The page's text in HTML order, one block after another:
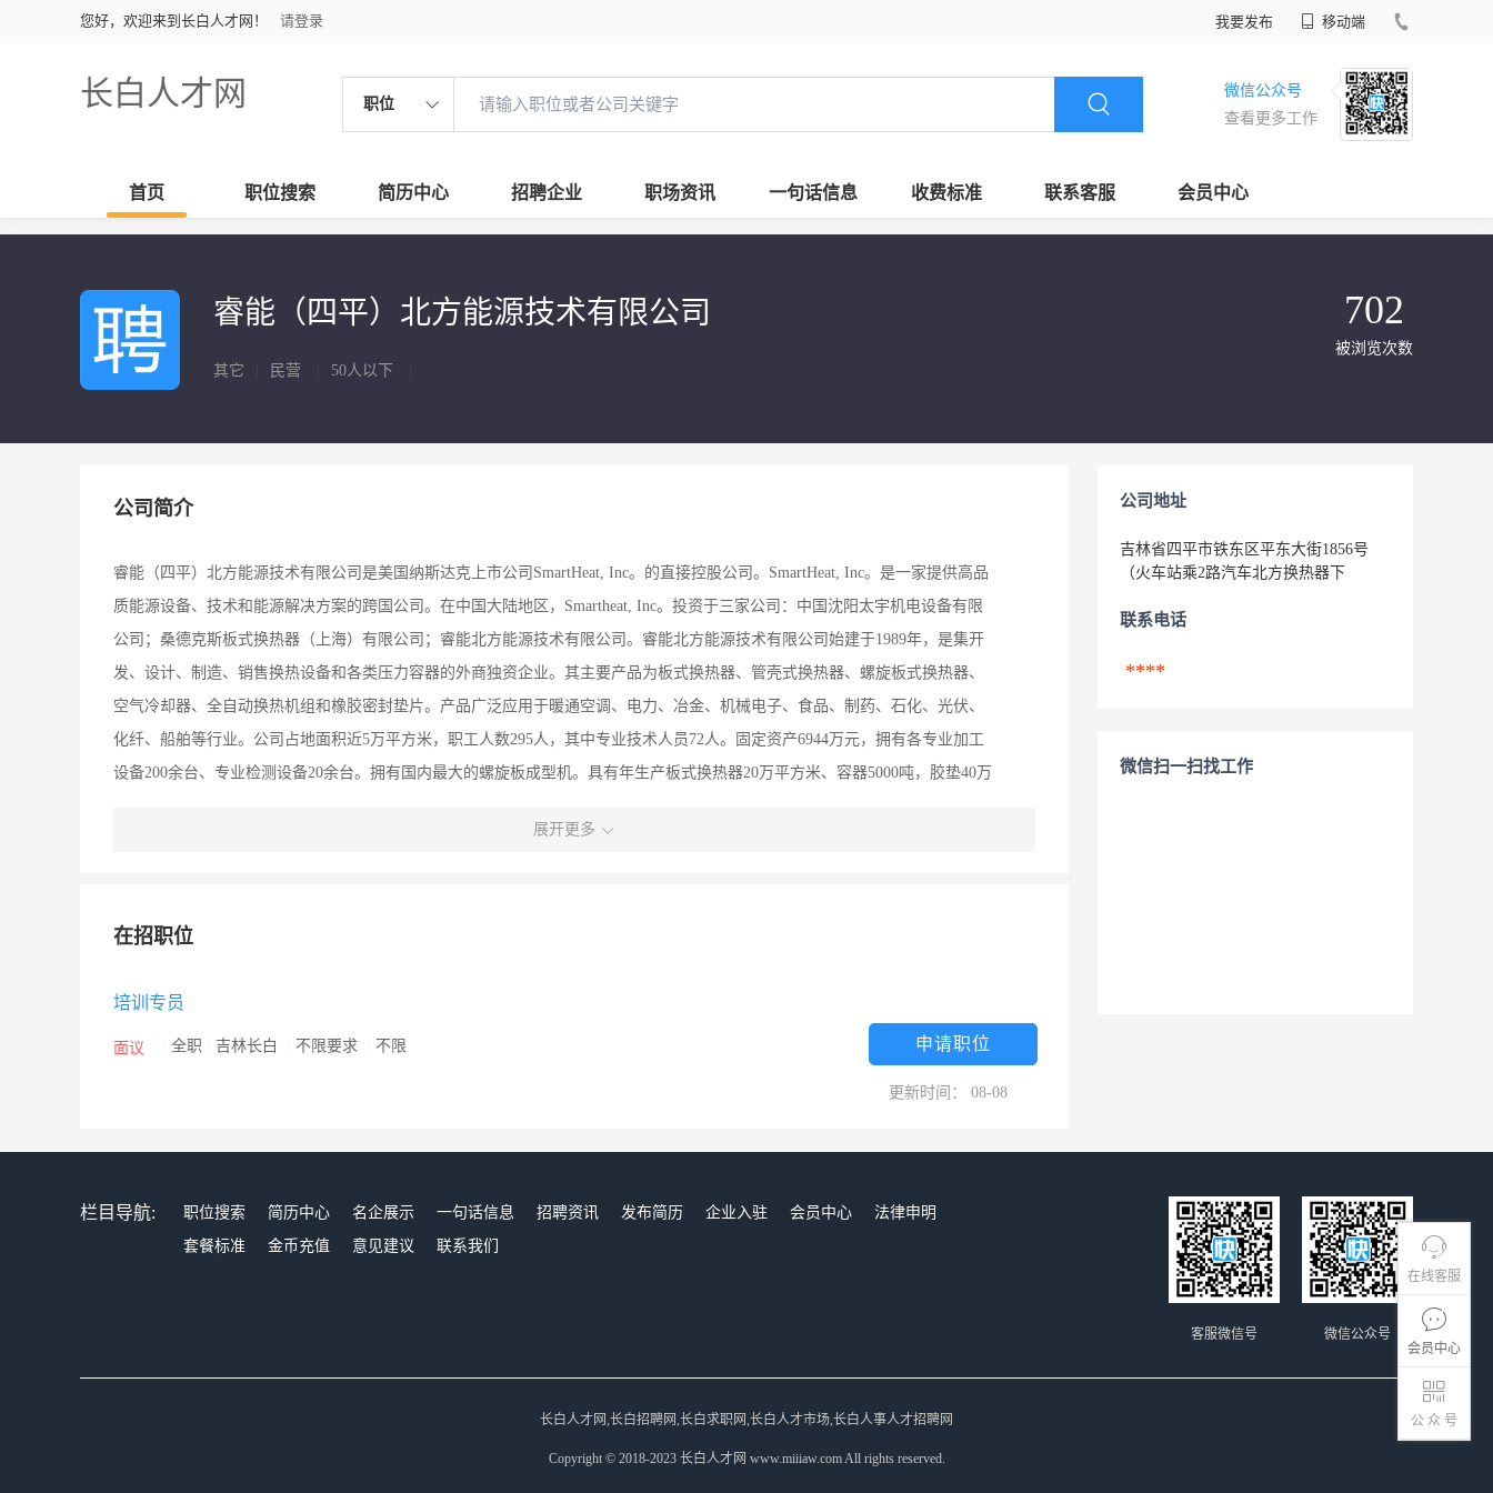
您好，欢迎来到长白人才网！ 请登录 我要发布 移动端
长白人才网 职位
微信公众号
查看更多工作
首页 职位搜索 简历中心 招聘企业 职场资讯 一句话信息 收费标准 联系客服 会员中心
在线客服
会员中心
公 众 号
睿能（四平）北方能源技术有限公司
其它 民营 50人以下
702
被浏览次数
公司简介
睿能（四平）北方能源技术有限公司是美国纳斯达克上市公司SmartHeat, Inc。的直接控股公司。SmartHeat, Inc。是一家提供高品
质能源设备、技术和能源解决方案的跨国公司。在中国大陆地区，Smartheat, Inc。投资于三家公司：中国沈阳太宇机电设备有限
公司；桑德克斯板式换热器（上海）有限公司；睿能北方能源技术有限公司。睿能北方能源技术有限公司始建于1989年，是集开
发、设计、制造、销售换热设备和各类压力容器的外商独资企业。其主要产品为板式换热器、管壳式换热器、螺旋板式换热器、
空气冷却器、全自动换热机组和橡胶密封垫片。产品广泛应用于暖通空调、电力、冶金、机械电子、食品、制药、石化、光伏、
化纤、船舶等行业。公司占地面积近5万平方米，职工人数295人，其中专业技术人员72人。固定资产6944万元，拥有各专业加工
设备200余台、专业检测设备20余台。拥有国内最大的螺旋板成型机。具有年生产板式换热器20万平方米、容器5000吨，胶垫40万
展开更多
在招职位
培训专员
面议 全职 吉林长白 不限要求 不限 申请职位
更新时间： 08-08
公司地址
吉林省四平市铁东区平东大街1856号
（火车站乘2路汽车北方换热器下
联系电话
****
微信扫一扫找工作
栏目导航: 职位搜索 简历中心 名企展示 一句话信息 招聘资讯 发布简历 企业入驻 会员中心
法律申明
套餐标准
金币充值 意见建议 联系我们
微信公众号
客服微信号
长白人才网,长白招聘网,长白求职网,长白人才市场,长白人事人才招聘网
Copyright © 2018-2023 长白人才网 www.miiiaw.com All rights reserved.